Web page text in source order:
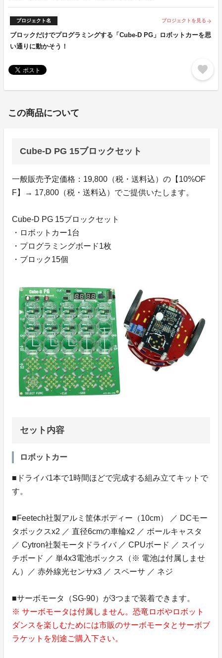
プロジェクト名 プロジェクトを見る arrow_forward
ブロックだけでプログラミングする「Cube-D PG」ロボットカーを思
い通りに動かそう！
favorite
この商品について
Cube-D PG 15ブロックセット
一般販売予定価格：19,800（税・送料込）の【10%OF
F】→ 17,800（税・送料込）でご提供いたします。
Cube-D PG 15ブロックセット
・ロボットカー1台
・プログラミングボード1枚
・ブロック15個
セット内容
ロボットカー
■ドライバ1本で1時間ほどで完成する組み立てキットで
す。
■Feetech社製アルミ筐体ボディー（10cm） ／ DCモー
タボックスx2 ／ 直径6cmの車輪x2 ／ ボールキャスタ
／ Cytron社製モータドライバ ／ CPUボード ／ スイッ
チボード ／ 単4x3電池ボックス（※ 電池は付属しませ
ん）／ 赤外線光センサx3 ／ スペーサ ／ ネジ
■サーボモータ（SG-90）が3つまで装着できます。
※ サーボモータは付属しません。恐竜ロボやロボット
ダンスを楽しむためには市販のサーボモータとサーボブ
ラケットを別途ご購入下さい。